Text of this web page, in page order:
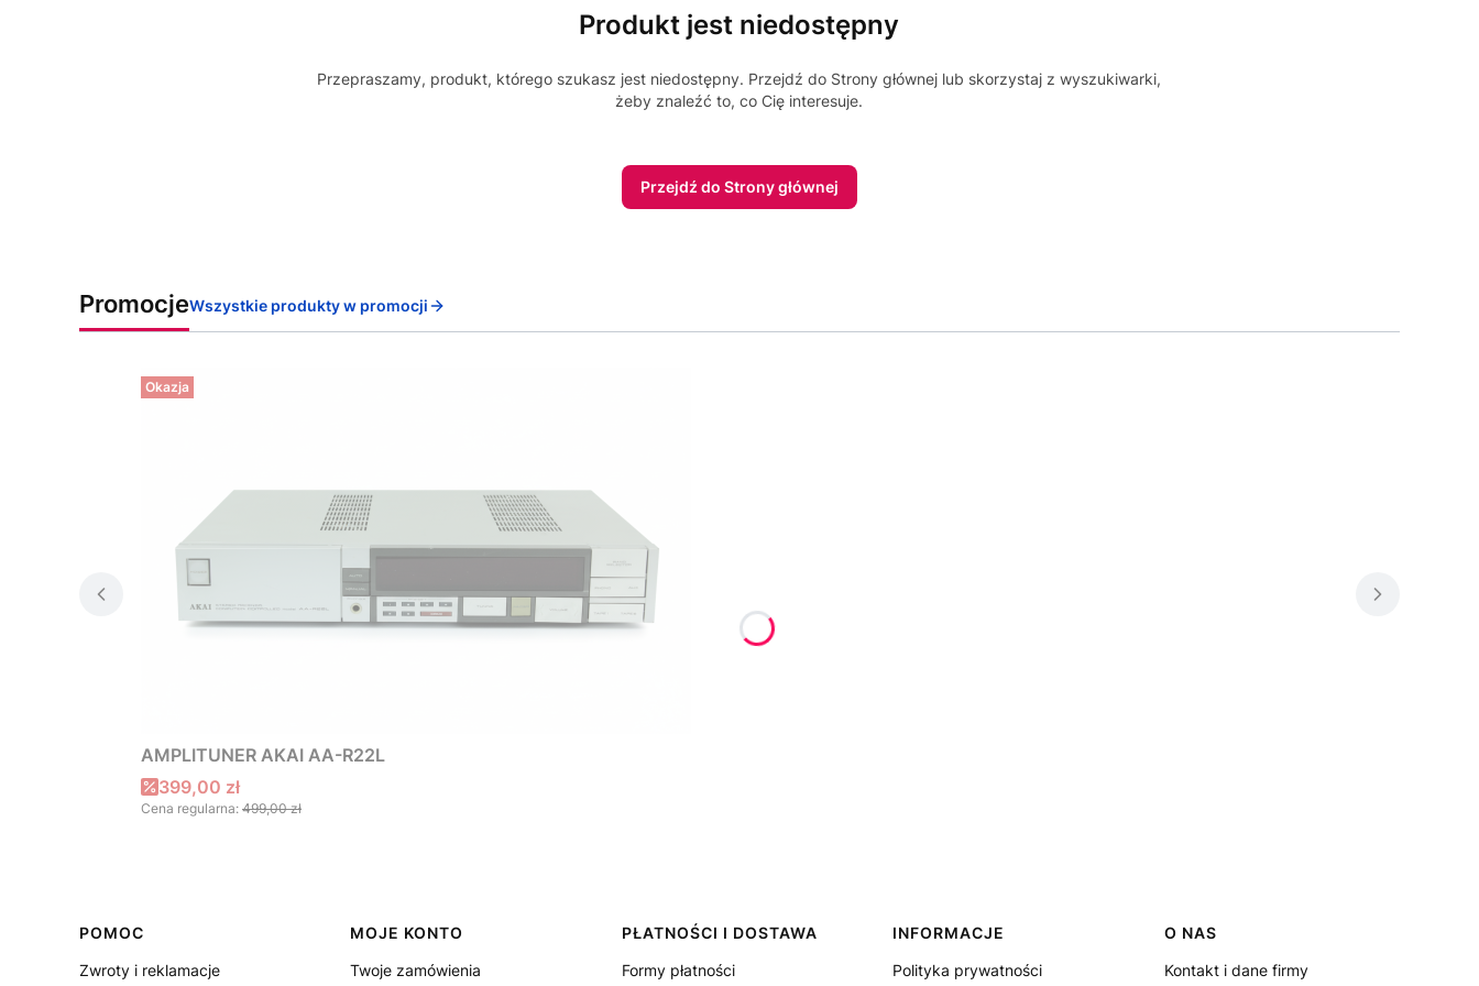
Produkt jest niedostępny
Przepraszamy, produkt, którego szukasz jest niedostępny. Przejdź do Strony głównej lub skorzystaj z wyszukiwarki,
żeby znaleźć to, co Cię interesuje.
Przejdź do Strony głównej
PromocjeWszystkie produkty w promocji
Okazja
AMPLITUNER AKAI AA-R22L
Cena promocyjna
399,00 zł
Cena regularna: 499,00 zł
Linki w stopce
POMOC
Zwroty i reklamacje
MOJE KONTO
Twoje zamówienia
PŁATNOŚCI I DOSTAWA
Formy płatności
INFORMACJE
Polityka prywatności
O NAS
Kontakt i dane firmy